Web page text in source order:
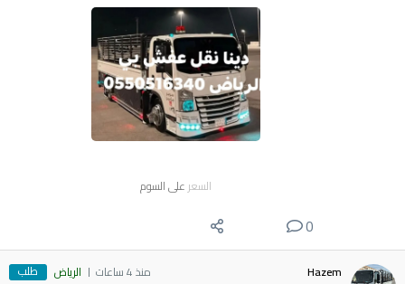
السعر على السوم
0
Hazem منذ 4 ساعات الرياض طلب